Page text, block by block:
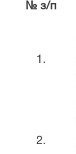
№ з/п
1.
2.